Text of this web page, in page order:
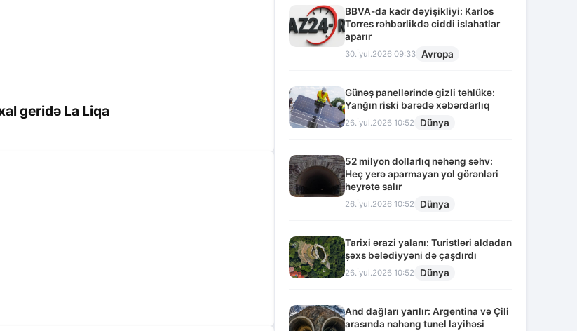
geridə La Liqa
BBVA-da kadr dəyişikliyi: Karlos
Torres rəhbərlikdə ciddi islahatlar
aparır
30.İyul.2026 09:33 Avropa
Günəş panellərində gizli təhlükə:
Yanğın riski barədə xəbərdarlıq
26.İyul.2026 10:52 Dünya
52 milyon dollarlıq nəhəng səhv:
Heç yerə aparmayan yol görənləri
heyrətə salır
26.İyul.2026 10:52 Dünya
Tarixi ərazi yalanı: Turistləri aldadan
şəxs bələdiyyəni də çaşdırdı
26.İyul.2026 10:52 Dünya
And dağları yarılır: Argentina və Çili
arasında nəhəng tunel layihəsi